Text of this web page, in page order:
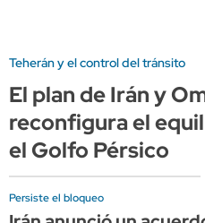
Teherán y el control del tránsito
El plan de Irán y
reconfigura el
el Golfo Pérsico
Persiste el bloqueo